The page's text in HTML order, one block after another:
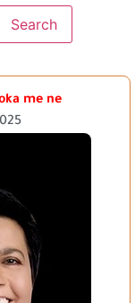
me ne